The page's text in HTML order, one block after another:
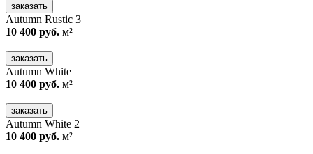
заказать
Autumn Rustic 3
10 400 руб. м²
заказать
Autumn White
10 400 руб. м²
заказать
Autumn White 2
10 400 руб. м²